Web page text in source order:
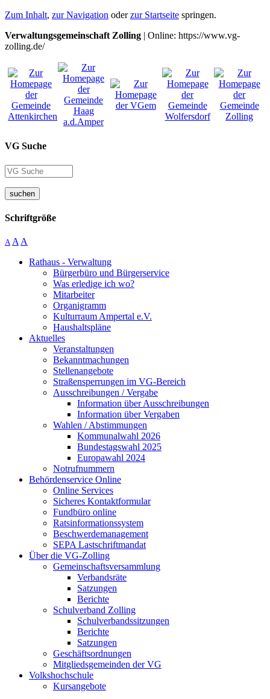
Zum Inhalt, zur Navigation oderzur Startseite springen.
Verwaltungsgemeinschaft Zolling | Online: https://www.vg-
zolling.de/
VG Suche
suchen
Schriftgröße
A A A
Rathaus - Verwaltung
Bürgerbüro und Bürgerservice
Was erledige ich wo?
Mitarbeiter
Organigramm
Kulturraum Ampertal e.V.
Haushaltspläne
Aktuelles
Veranstaltungen
Bekanntmachungen
Stellenangebote
Straßensperrungen im VG-Bereich
Ausschreibungen / Vergabe
Information über Ausschreibungen
Information über Vergaben
Wahlen / Abstimmungen
Kommunalwahl 2026
Bundestagswahl 2025
Europawahl 2024
Notrufnummern
Behördenservice Online
Online Services
Sicheres Kontaktformular
Fundbüro online
Ratsinformationssystem
Beschwerdemanagement
SEPA Lastschriftmandat
Über die VG-Zolling
Gemeinschaftsversammlung
Verbandsräte
Satzungen
Berichte
Schulverband Zolling
Schulverbandssitzungen
Berichte
Satzungen
Geschäftsordnungen
Mitgliedsgemeinden der VG
Volkshochschule
Kursangebote